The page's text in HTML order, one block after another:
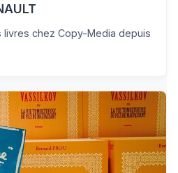
livres chez Copy-Media depuis